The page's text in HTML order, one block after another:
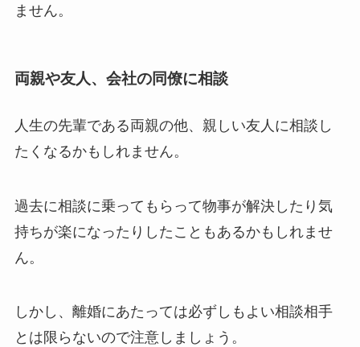
ません。
両親や友人、会社の同僚に相談
人生の先輩である両親の他、親しい友人に相談し
たくなるかもしれません。
過去に相談に乗ってもらって物事が解決したり気
持ちが楽になったりしたこともあるかもしれませ
ん。
しかし、離婚にあたっては必ずしもよい相談相手
とは限らないので注意しましょう。